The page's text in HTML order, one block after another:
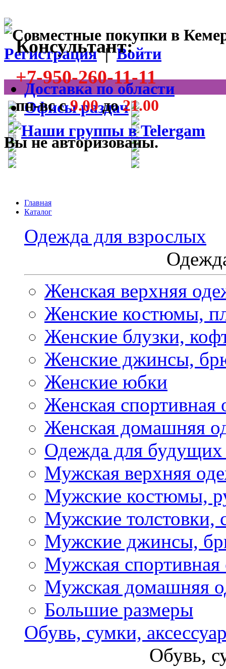
Консультант:
+7-950-260-11-11
пн-вс с9.00до21.00
Регистрация|Войти
Доставка по области
Офисы раздач
Вы не авторизованы.
Главная
Каталог
Одежда для взрослых
Женская верхняя
Женские костюмы,
Женские блузки,
Женские джинсы,
Женские юбки
Женская спортивная
Женская домашняя
Одежда для
Мужская верхняя
Мужские костюмы,
Мужские толстовки,
Мужские джинсы,
Мужская спортивная
Мужская домашняя
Большие размеры
Обувь, сумки,
Обувь,